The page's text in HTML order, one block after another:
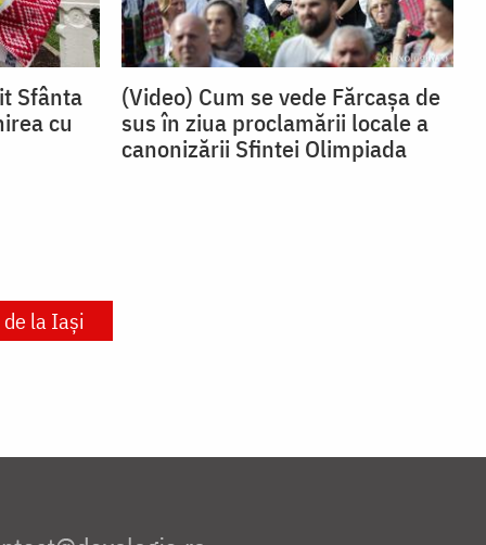
Sfânta
cu
(Video) Cum se vede Fărcașa de
sus în ziua proclamării locale a
canonizării Sfintei Olimpiada
la Iași